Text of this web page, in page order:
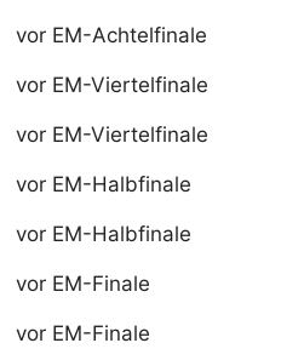
vor EM-Achtelfinale
vor EM-Viertelfinale
vor EM-Viertelfinale
vor EM-Halbfinale
vor EM-Halbfinale
vor EM-Finale
vor EM-Finale